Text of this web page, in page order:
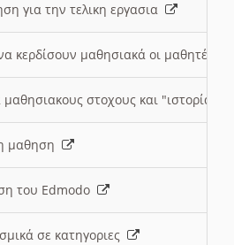
για την τελικη εργασια
κερδίσουν μαθησιακά οι μαθητές/
μαθησιακους στοχους και "ιστορία"
μαθηση
του Edmodo
σε κατηγοριες